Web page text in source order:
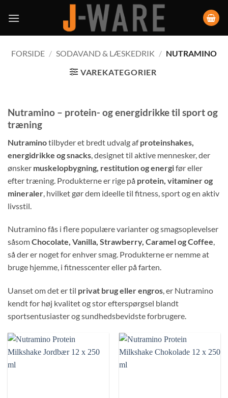
FORSIDE / SODAVAND & LÆSKEDRIK / NUTRAMINO
VAREKATEGORIER
Nutramino – protein- og energidrikke til sport og
træning
Nutraminotilbyder et bredt udvalg afproteinshakes,
energidrikke og snacks , designet til aktive mennesker, der
ønsker muskelopbygning, restitution og energifør eller
efter træning. Produkterne er rige på protein, vitaminer og
mineraler , hvilket gør dem ideelle til fitness, sport og en aktiv
livsstil.
Nutramino fås i flere populære varianter og smagsoplevelser
såsomChocolate, Vanilla, Strawberry, Caramel og Coffee,
så der er noget for enhver smag. Produkterne er nemme at
bruge hjemme, i fitnesscenter eller på farten.
Uanset om det er til privat brug eller engros, er Nutramino
kendt for høj kvalitet og stor efterspørgsel blandt
sportsentusiaster og sundhedsbevidste forbrugere.